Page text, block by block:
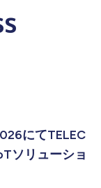
にてTELEC
ソリューショ